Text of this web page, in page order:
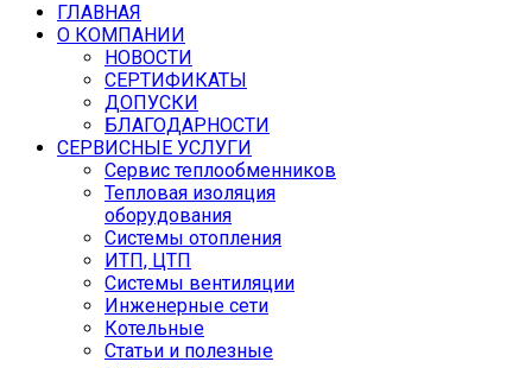
ГЛАВНАЯ
О КОМПАНИИ
НОВОСТИ
СЕРТИФИКАТЫ
ДОПУСКИ
БЛАГОДАРНОСТИ
СЕРВИСНЫЕ УСЛУГИ
Сервис теплообменников
Тепловая изоляция
оборудования
Системы отопления
ИТП, ЦТП
Системы вентиляции
Инженерные сети
Котельные
Статьи и полезные